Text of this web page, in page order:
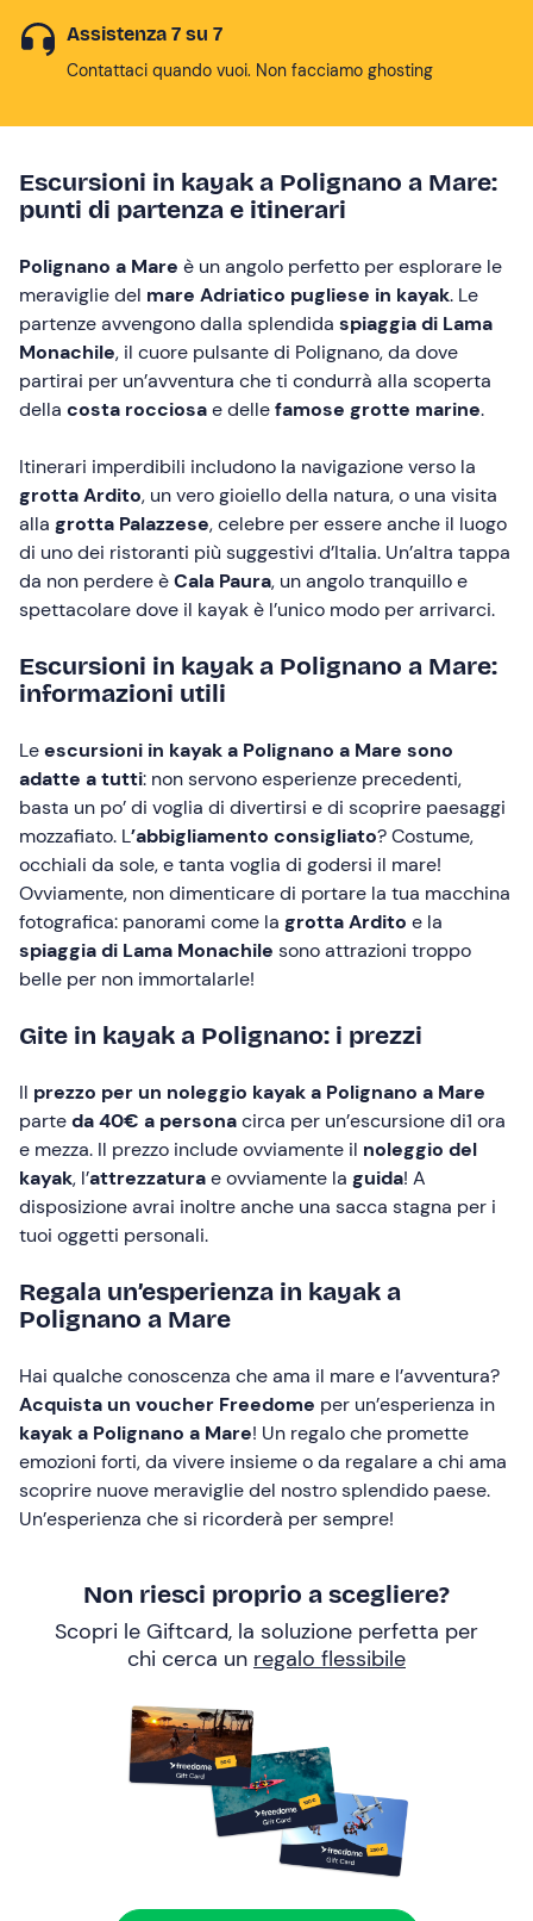
Assistenza 7 su 7
Contattaci quando vuoi. Non facciamo ghosting
Escursioni in kayak a Polignano a Mare:
punti di partenza e itinerari
Polignano a Mare è un angolo perfetto per esplorare le
meraviglie del mare Adriatico pugliese in kayak. Le
partenze avvengono dalla splendida spiaggia di Lama
Monachile, il cuore pulsante di Polignano, da dove
partirai per un’avventura che ti condurrà alla scoperta
della costa rocciosae dellefamose grotte marine.
Itinerari imperdibili includono la navigazione verso la
grotta Ardito, un vero gioiello della natura, o una visita
alla grotta Palazzese, celebre per essere anche il luogo
di uno dei ristoranti più suggestivi d’Italia. Un’altra tappa
da non perdere èCala Paura, un angolo tranquillo e
spettacolare dove il kayak è l’unico modo per arrivarci.
Escursioni in kayak a Polignano a Mare:
informazioni utili
Leescursioni in kayak a Polignano a Mare sono
adatte a tutti: non servono esperienze precedenti,
basta un po’ di voglia di divertirsi e di scoprire paesaggi
mozzafiato. L’abbigliamento consigliato? Costume,
occhiali da sole, e tanta voglia di godersi il mare!
Ovviamente, non dimenticare di portare la tua macchina
fotografica: panorami come la grotta Ardito e la
spiaggia di Lama Monachile sono attrazioni troppo
belle per non immortalarle!
Gite in kayak a Polignano: i prezzi
Il prezzo per un noleggio kayak a Polignano a Mare
parteda 40€ a personacirca per un’escursione di1 ora
e mezza. Il prezzo include ovviamente il noleggio del
kayak, l’attrezzaturae ovviamente la guida! A
disposizione avrai inoltre anche una sacca stagna per i
tuoi oggetti personali.
Regala un’esperienza in kayak a
Polignano a Mare
Hai qualche conoscenza che ama il mare e l’avventura?
Acquista un voucher Freedome per un’esperienza in
kayak a Polignano a Mare! Un regalo che promette
emozioni forti, da vivere insieme o da regalare a chi ama
scoprire nuove meraviglie del nostro splendido paese.
Un’esperienza che si ricorderà per sempre!
Non riesci proprio a scegliere?
Scopri le Giftcard, la soluzione perfetta per
chi cerca un regalo flessibile